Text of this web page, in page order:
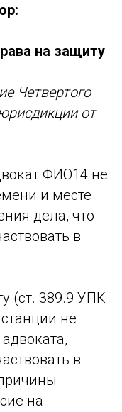
на защиту
Четвертого
от
ФИО14 не
и месте
дела, что
в
(ст. 389.9 УПК
не
в
на